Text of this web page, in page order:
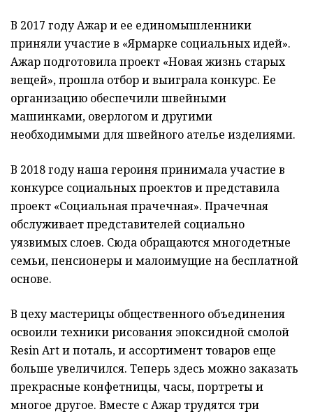
В 2017 году Ажар и ее единомышленники
приняли участие в «Ярмарке социальных идей».
Ажар подготовила проект «Новая жизнь старых
вещей», прошла отбор и выиграла конкурс. Ее
организацию обеспечили швейными
машинками, оверлогом и другими
необходимыми для швейного ателье изделиями.
В 2018 году наша героиня принимала участие в
конкурсе социальных проектов и представила
проект «Социальная прачечная». Прачечная
обслуживает представителей социально
уязвимых слоев. Сюда обращаются многодетные
семьи, пенсионеры и малоимущие на бесплатной
основе.
В цеху мастерицы общественного объединения
освоили техники рисования эпоксидной смолой
Resin Art и поталь, и ассортимент товаров еще
больше увеличился. Теперь здесь можно заказать
прекрасные конфетницы, часы, портреты и
многое другое. Вместе с Ажар трудятся три